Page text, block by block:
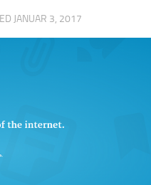
JANUAR 3, 2017